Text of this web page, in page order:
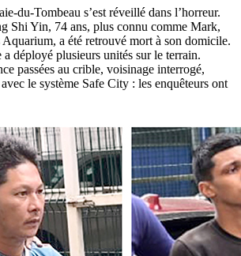
du-Tombeau s’est réveillé dans l’horreur.
Shi Yin, 74 ans, plus connu comme Mark,
a été retrouvé mort à son domicile.
déployé plusieurs unités sur le terrain.
passées au crible, voisinage interrogé,
le système Safe City : les enquêteurs ont